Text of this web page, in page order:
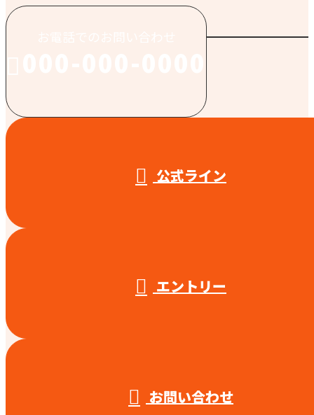
公式ライン
エントリー
お問い合わせ